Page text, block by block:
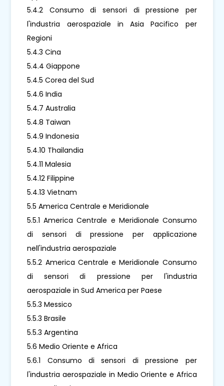
5.4.2 Consumo di sensori di pressione per
l'industria aerospaziale in Asia Pacifico per
Regioni
5.4.3 Cina
5.4.4 Giappone
5.4.5 Corea del Sud
5.4.6 India
5.4.7 Australia
5.4.8 Taiwan
5.4.9 Indonesia
5.4.10 Thailandia
5.4.11 Malesia
5.4.12 Filippine
5.4.13 Vietnam
5.5 America Centrale e Meridionale
5.5.1 America Centrale e Meridionale Consumo
di sensori di pressione per applicazione
nell'industria aerospaziale
5.5.2 America Centrale e Meridionale Consumo
di sensori di pressione per l'industria
aerospaziale in Sud America per Paese
5.5.3 Messico
5.5.3 Brasile
5.5.3 Argentina
5.6 Medio Oriente e Africa
5.6.1 Consumo di sensori di pressione per
l'industria aerospaziale in Medio Oriente e Africa